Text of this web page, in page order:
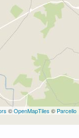
©OpenMapTiles © Parcello